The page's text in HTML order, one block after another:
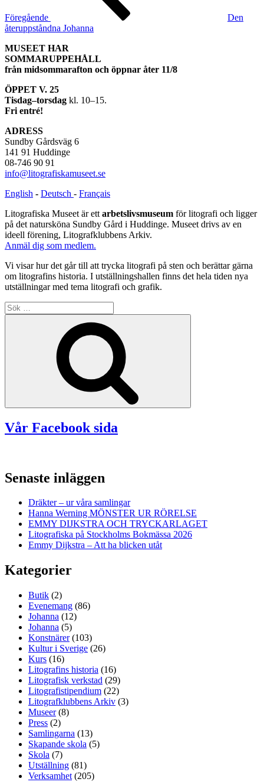
Föregående
Den
återuppståndna Johanna
MUSEET HAR
SOMMARUPPEHÅLL
från midsommarafton och öppnar åter 11/8
ÖPPET V. 25
Tisdag–torsdag kl. 10–15.
Fri entré!
ADRESS
Sundby Gårdsväg 6
141 91 Huddinge
08-746 90 91
info@litografiskamuseet.se
English - Deutsch - Français
Litografiska Museet är ett arbetslivsmuseum för litografi och ligger
på det natursköna Sundby Gård i Huddinge. Museet drivs av en
ideell förening, Litografklubbens Arkiv.
Anmäl dig som medlem.
Vi visar hur det går till att trycka litografi på sten och berättar gärna
om litografins historia. I utställningshallen finns det hela tiden nya
utställningar med tema litografi och grafik.
Sök
efter:
Vår Facebook sida
Senaste inläggen
Dräkter – ur våra samlingar
Hanna Werning MÖNSTER UR RÖRELSE
EMMY DIJKSTRA OCH TRYCKARLAGET
Litografiska på Stockholms Bokmässa 2026
Emmy Dijkstra – Att ha blicken utåt
Kategorier
Butik (2)
Evenemang (86)
Johanna (12)
Johanna (5)
Konstnärer(103)
Kultur i Sverige (26)
Kurs (16)
Litografins historia (16)
Litografisk verkstad (29)
Litografistipendium (22)
Litografklubbens Arkiv (3)
Museer(8)
Press (2)
Samlingarna (13)
Skapande skola (5)
Skola (7)
Utställning (81)
Verksamhet (205)